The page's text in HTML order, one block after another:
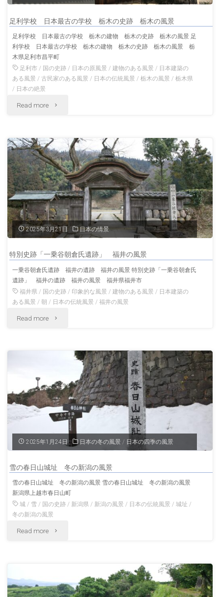
城
香
川
風
足利学校 日本最古の学校 栃木の史跡 栃木の風景
足利学校 日本最古の学校 栃木の建物 栃木の史跡 栃木の風景 足
利学校 日本最古の学校 栃木の建物 栃木の史跡 栃木の風景 栃
木県足利市昌平町
足利市 / 国の史跡 / 日本の原風景 /建物のある風景 / 日本建築の
ある風景 /古民家のある風景 / 日本の伝統風景 /栃木の風景 /栃木県
/ 日本の絶景
Read more "足
学
校
日
本
最
の
学
校
栃
跡
栃
木
景"
2025年3月21日 日本の情景
特別史跡「一乗谷朝倉氏遺跡」 福井の風景
一乗谷朝倉氏遺跡 福井の遺跡 福井の風景 特別史跡「一乗谷朝倉氏
遺跡」 福井の遺跡 福井の風景 福井県福井市
福井県 / 国の史跡 / 印象的な風景 /建物のある風景 / 日本建築の
ある風景 /朝 / 日本の伝統風景 /福井の風景
Read more "特
「一
乗
谷
倉
氏
遺
跡」
の
2025年1月24日 日本の冬の風景 / 日本の四季の風景
雪の春日山城址 冬の新潟の風景
雪の春日山城址 冬の新潟の風景 雪の春日山城址 冬の新潟の風景
新潟県上越市春日山町
城 / 雪 / 国の史跡 / 新潟県 / 新潟の風景 / 日本の伝統風景 /城址 /
冬の新潟の風景
Read more "雪
日